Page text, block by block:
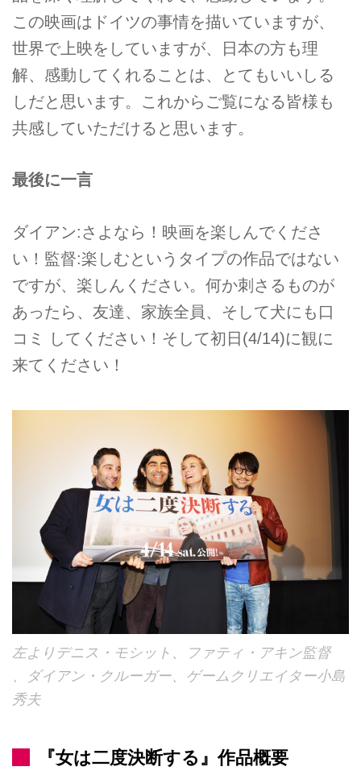
この映画はドイツの事情を描いていますが、
世界で上映をしていますが、日本の方も理
解、感動してくれることは、とてもいいしる
しだと思います。これからご覧になる皆様も
共感していただけると思います。
最後に一言
ダイアン:さよなら！映画を楽しんでくださ
い！監督:楽しむというタイプの作品ではない
ですが、楽しんください。何か刺さるものが
あったら、友達、家族全員、そして犬にも口
コミ してください！そして初日(4/14)に観に
来てください！
左よりデニス・モシット、ファティ・アキン監督
、ダイアン・クルーガー、ゲームクリエイター小島
秀夫
『女は二度決断する』作品概要